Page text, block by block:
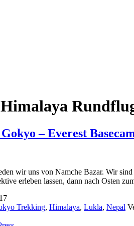
Himalaya
– Everest
wir uns von Namche Bazar. Wir
erleben lassen, dann nach Osten
Trekking, Himalaya, Lukla, Nepal